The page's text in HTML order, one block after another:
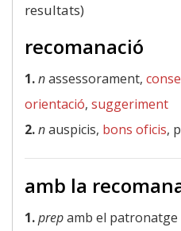
resultats)
recomanació
1.nassessorament,
orientació, suggeriment
2.nauspicis, bons oficis,
amb la
1.prepamb el patronatge